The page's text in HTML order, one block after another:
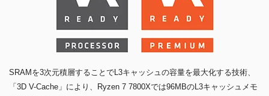
SRAMを3次元積層することでL3キャッシュの容量を最大化する技術、
「3D V-Cache」により、Ryzen 7 7800Xでは96MBのL3キャッシュメモ